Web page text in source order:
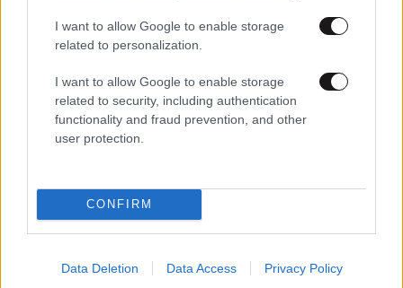
I want to allow Google to enable storage
related to personalization.
I want to allow Google to enable storage
related to security, including authentication
functionality and fraud prevention, and other
user protection.
CONFIRM
Data Deletion Data Access Privacy Policy
χώρας,για τα άλλα πιο σοβαρά ζητήματα κοιμούνται
Απαντήστε
KΛΕΩΝ
υπολοιπους πολιτες!